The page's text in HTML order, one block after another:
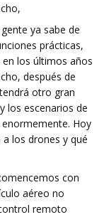
ya sabe de
prácticas,
los últimos años
después de
otro gran
los escenarios de
Hoy
los drones y qué
con
aéreo no
remoto